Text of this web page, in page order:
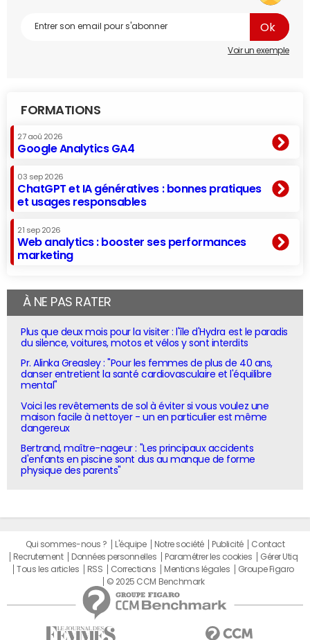
Voir un exemple
FORMATIONS
27 aoû 2026
Google Analytics GA4
03 sep 2026
ChatGPT et IA génératives : bonnes pratiques
et usages responsables
21 sep 2026
Web analytics : booster ses performances
marketing
À NE PAS RATER
Plus que deux mois pour la visiter : l'île d'Hydra est le paradis
du silence, voitures, motos et vélos y sont interdits
Pr. Alinka Greasley : "Pour les femmes de plus de 40 ans,
danser entretient la santé cardiovasculaire et l'équilibre
mental"
Voici les revêtements de sol à éviter si vous voulez une
maison facile à nettoyer - un en particulier est même
dangereux
Bertrand, maître-nageur : "Les principaux accidents
d'enfants en piscine sont dus au manque de forme
physique des parents"
Qui sommes-nous ? L'équipe Notre société Publicité
Contact
Recrutement
Données personnelles Paramétrer les cookies
Gérer Utiq
Tous les articles
RSS Corrections Mentions légales
Groupe Figaro
© 2025 CCM Benchmark